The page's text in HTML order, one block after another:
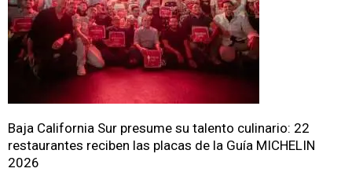
Baja California Sur presume su talento culinario: 22
restaurantes reciben las placas de la Guía MICHELIN
2026